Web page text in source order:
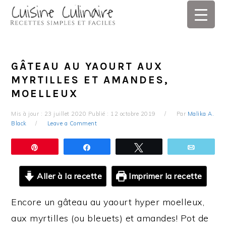
Skip
navigation
Skip
content
Skip
sidebar
Skip
GÂTEAU AU YAOURT AUX
MYRTILLES ET AMANDES,
MOELLEUX
Mis à jour : 23 juillet 2020 Publié : 12 octobre 2019 Par Malika A.
Black
Leave a Comment
Aller à la recette Imprimer la recette
Encore un gâteau au yaourt hyper moelleux,
aux myrtilles (ou bleuets) et amandes! Pot de